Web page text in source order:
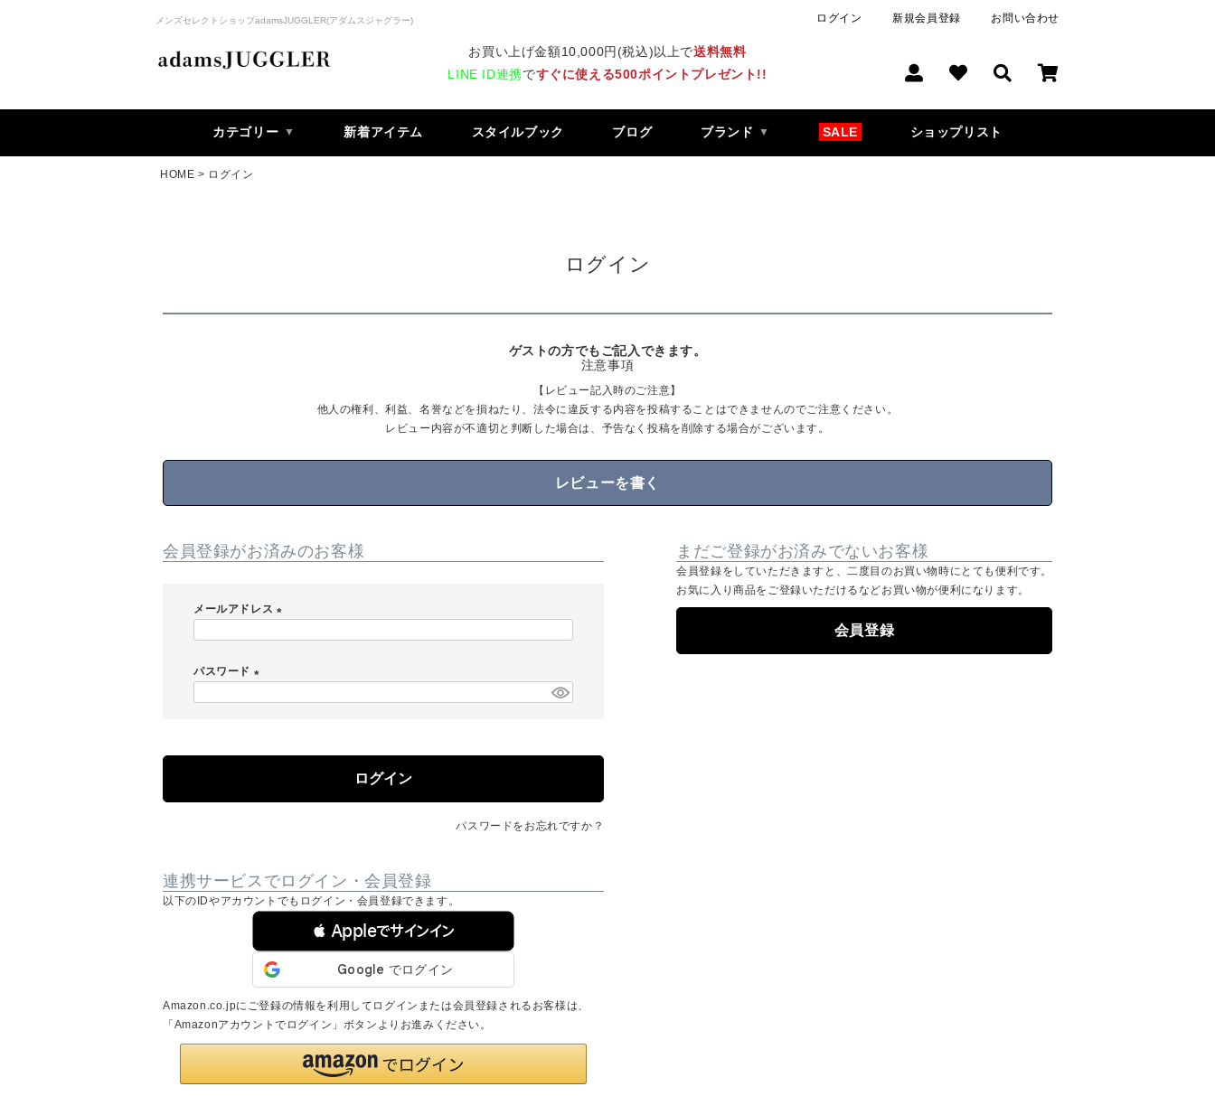
メンズセレクトショップadamsJUGGLER(アダムスジャグラー) ログイン 新規会員登録 お問い合わせ
お買い上げ金額10,000円(税込)以上で送料無料
LINE ID連携ですぐに使える500ポイントプレゼント!!
カテゴリー 新着アイテム スタイルブック ブログ ブランド SALE ショップリスト
HOME ログイン
ログイン
ゲストの方でもご記入できます。
注意事項
【レビュー記入時のご注意】
他人の権利、利益、名誉などを損ねたり、法令に違反する内容を投稿することはできませんのでご注意ください。
レビュー内容が不適切と判断した場合は、予告なく投稿を削除する場合がございます。
レビューを書く
会員登録がお済みのお客様
メールアドレス
パスワード
)
ログイン
パスワードをお忘れですか？
連携サービスでログイン・会員登録
以下のIDやアカウントでもログイン・会員登録できます。
 Appleでサインイン
Amazon.co.jpにご登録の情報を利用してログインまたは会員登録されるお客様は、
「Amazonアカウントでログイン」ボタンよりお進みください。
まだご登録がお済みでないお客様
会員登録をしていただきますと、二度目のお買い物時にとても便利です。
お気に入り商品をご登録いただけるなどお買い物が便利になります。
会員登録